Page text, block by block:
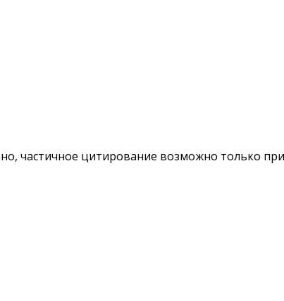
частичное цитирование возможно только